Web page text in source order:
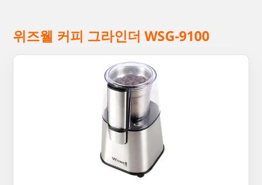
위즈웰 커피 그라인더 WSG-9100